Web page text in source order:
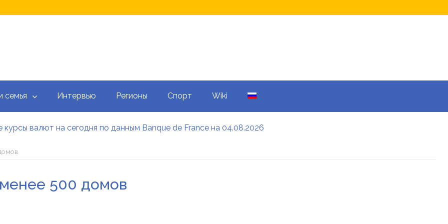
семья Интервью Регионы Спорт Wiki
курсы валют на сегодня по данным Banque de France на 04.08.2026
гривен военным: кто может получить эти выплаты, а кому не начислят
онлайн: Оперативный обзор НБУ, банков и обменников
500 домов